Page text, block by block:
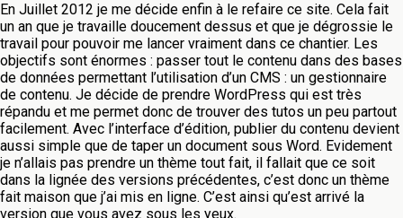
En Juillet 2012 je me décide enfin à le refaire ce site. Cela fait
un an que je travaille doucement dessus et que je dégrossie le
travail pour pouvoir me lancer vraiment dans ce chantier. Les
objectifs sont énormes : passer tout le contenu dans des bases
de données permettant l’utilisation d’un CMS : un gestionnaire
de contenu. Je décide de prendre WordPress qui est très
répandu et me permet donc de trouver des tutos un peu partout
facilement. Avec l’interface d’édition, publier du contenu devient
aussi simple que de taper un document sous Word. Evidement
je n’allais pas prendre un thème tout fait, il fallait que ce soit
dans la lignée des versions précédentes, c’est donc un thème
fait maison que j’ai mis en ligne. C’est ainsi qu’est arrivé la
version que vous avez sous les yeux.